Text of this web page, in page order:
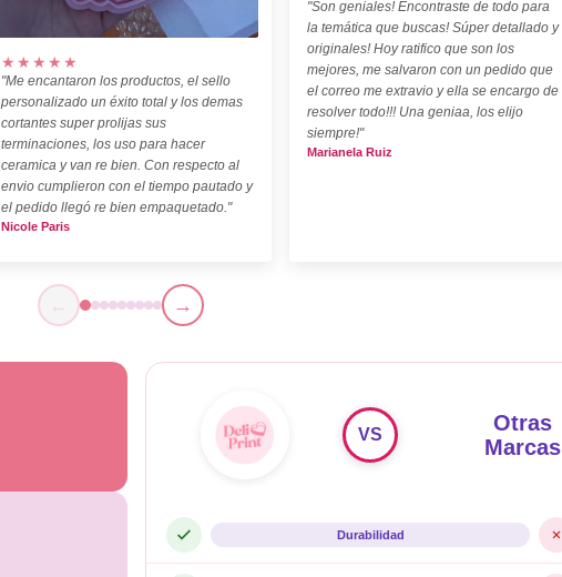
★★★★★
"Me encantaron los productos, el sello
personalizado un éxito total y los demas
cortantes super prolijas sus
terminaciones, los uso para hacer
ceramica y van re bien. Con respecto al
envio cumplieron con el tiempo pautado y
el pedido llegó re bien empaquetado."
Nicole Paris
"Son geniales! Encontraste de todo para
la temática que buscas! Súper detallado y
originales! Hoy ratifico que son los
mejores, me salvaron con un pedido que
el correo me extravio y ella se encargo de
resolver todo!!! Una geniaa, los elijo
siempre!"
Marianela Ruiz
← →
Otras
Marcas
VS
Durabilidad